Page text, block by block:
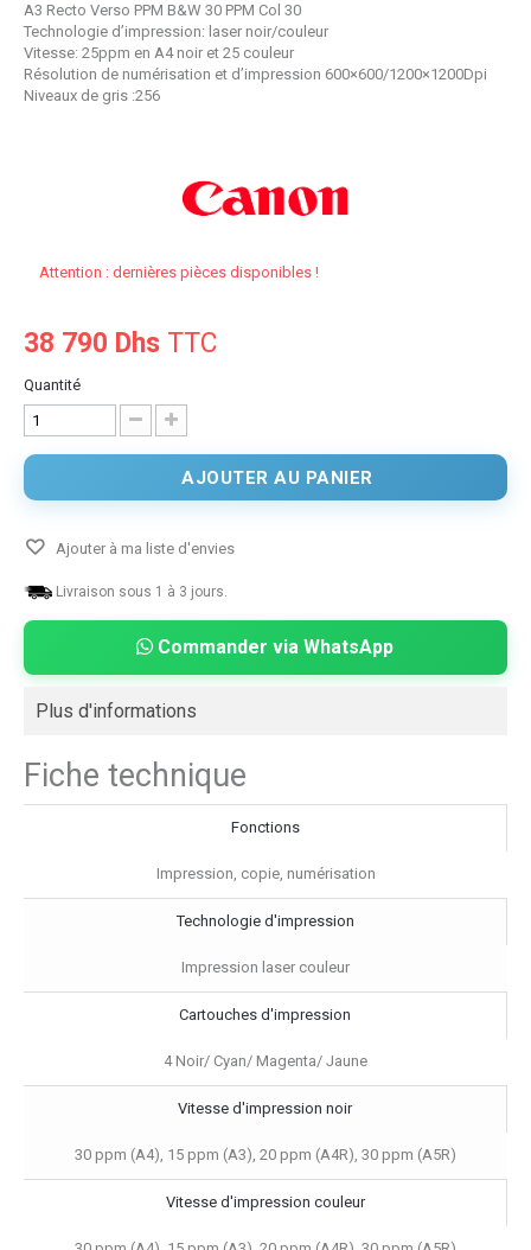
A3 Recto Verso PPM B&W 30 PPM Col 30
Technologie d’impression: laser noir/couleur
Vitesse: 25ppm en A4 noir et 25 couleur
Résolution de numérisation et d’impression 600×600/1200×1200Dpi
Niveaux de gris :256
Attention : dernières pièces disponibles !
38 790 Dhs TTC
Quantité
AJOUTER AU PANIER
Ajouter à ma liste d'envies
Livraison sous 1 à 3 jours.
Commander via WhatsApp
Plus d'informations
Fiche technique
Fonctions
Impression, copie, numérisation
Technologie d'impression
Impression laser couleur
Cartouches d'impression
4 Noir/ Cyan/ Magenta/ Jaune
Vitesse d'impression noir
30 ppm (A4), 15 ppm (A3), 20 ppm (A4R), 30 ppm (A5R)
Vitesse d'impression couleur